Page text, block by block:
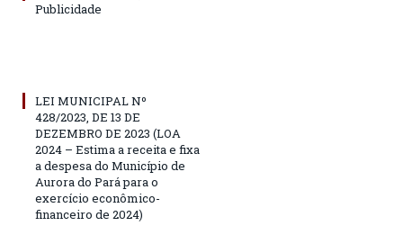
Publicidade
LEI MUNICIPAL Nº
428/2023, DE 13 DE
DEZEMBRO DE 2023 (LOA
2024 – Estima a receita e fixa
a despesa do Município de
Aurora do Pará para o
exercício econômico-
financeiro de 2024)